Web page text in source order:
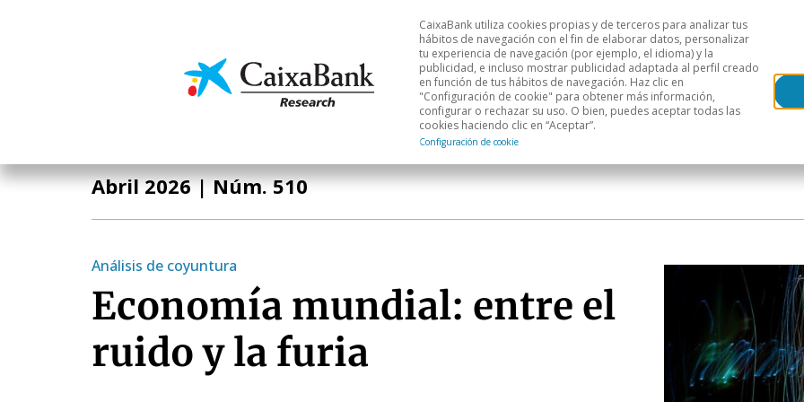
Economía y mercados Análisis sectorial Áreas geográficas
CaixaBank utiliza cookies propias y de terceros para analizar tus
hábitos de navegación con el fin de elaborar datos, personalizar
tu experiencia de navegación (por ejemplo, el idioma) y la
publicidad, e incluso mostrar publicidad adaptada al perfil creado
en función de tus hábitos de navegación. Haz clic en
"Configuración de cookie" para obtener más información,
configurar o rechazar su uso. O bien, puedes aceptar todas las
cookies haciendo clic en “Aceptar”.
Configuración de cookie
Abril 2026| Núm. 510
Análisis de coyuntura
Economía mundial: entre el
ruido y la furia